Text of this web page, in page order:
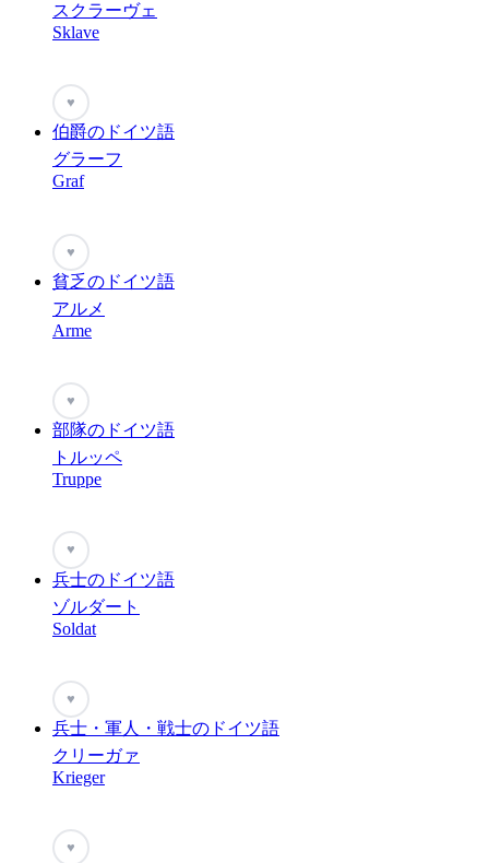
スクラーヴェ
Sklave
♥
伯爵のドイツ語
グラーフ
Graf
♥
貧乏のドイツ語
アルメ
Arme
♥
部隊のドイツ語
トルッペ
Truppe
♥
兵士のドイツ語
ゾルダート
Soldat
♥
兵士・軍人・戦士のドイツ語
クリーガァ
Krieger
♥